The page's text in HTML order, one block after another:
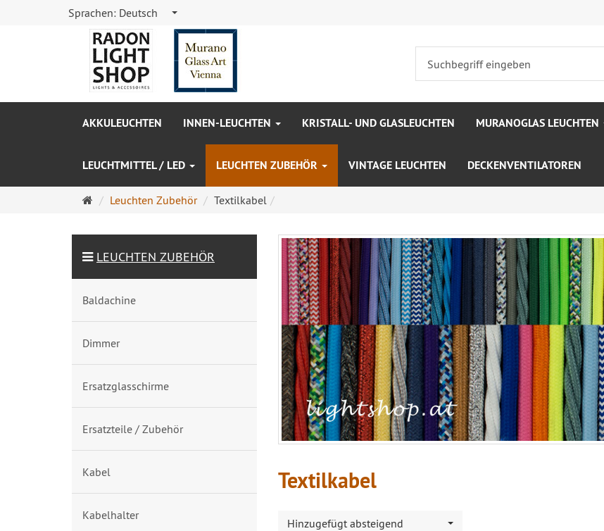
Sprachen: Deutsch
AKKULEUCHTEN INNEN-LEUCHTEN KRISTALL- UND GLASLEUCHTEN MURANOGLAS LEUCHTEN
LEUCHTMITTEL / LED LEUCHTEN ZUBEHÖR VINTAGE LEUCHTEN DECKENVENTILATOREN
Startseite
Leuchten Zubehör Textilkabel
Textilkabel
Hinzugefügt absteigend
LEUCHTEN ZUBEHÖR
Baldachine
Dimmer
Ersatzglasschirme
Ersatzteile / Zubehör
Kabel
Kabelhalter